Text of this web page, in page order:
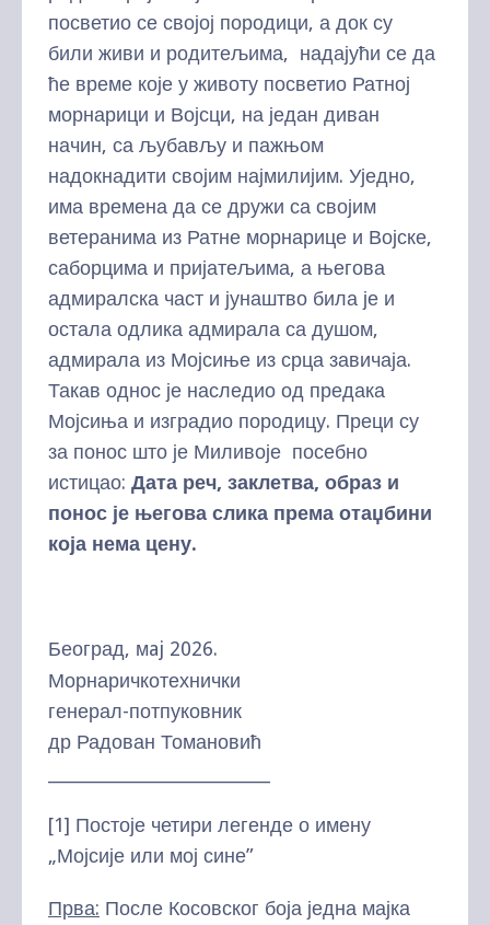
посветио се својој породици, а док су
били живи и родитељима, надајући се да
ће време које у животу посветио Ратној
морнарици и Војсци, на један диван
начин, са љубављу и пажњом
надокнадити својим најмилијим. Уједно,
има времена да се дружи са својим
ветеранима из Ратне морнарице и Војске,
саборцима и пријатељима, а његова
адмиралска част и јунаштво била је и
остала одлика адмирала са душом,
адмирала из Мојсиње из срца завичаја.
Такав однос је наследио од предака
Мојсиња и изградио породицу. Преци су
за понос што је Миливоје посебно
истицао: Дата реч, заклетва, образ и
понос је његова слика према отаџбини
која нема цену.
Београд, мaj 2026.
Морнаричкотехнички
генерал-потпуковник
др Радован Томановић
[1] Постоје четири легенде о имену
„Мојсије или мој сине”
Прва: После Косовског боја једна мајка